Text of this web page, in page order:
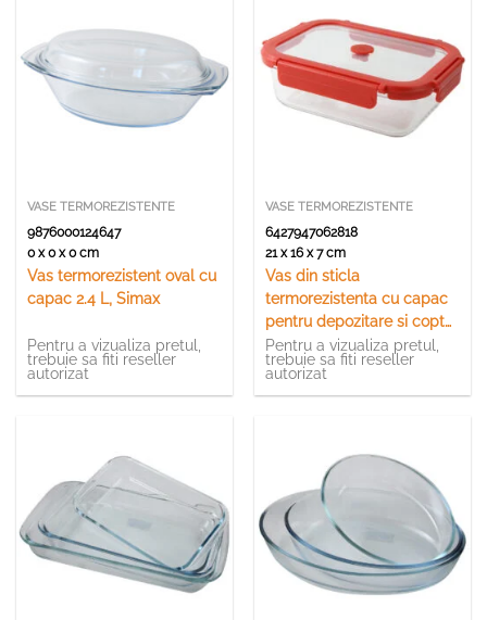
VASE TERMOREZISTENTE
9876000124647
0 x 0 x 0 cm
Vas termorezistent oval cu
capac 2.4 L, Simax
Pentru a vizualiza pretul,
trebuie sa fiti reseller
autorizat
VASE TERMOREZISTENTE
6427947062818
21 x 16 x 7 cm
Vas din sticla
termorezistenta cu capac
pentru depozitare si copt
1020 ml Perfect Home
Pentru a vizualiza pretul,
trebuie sa fiti reseller
autorizat